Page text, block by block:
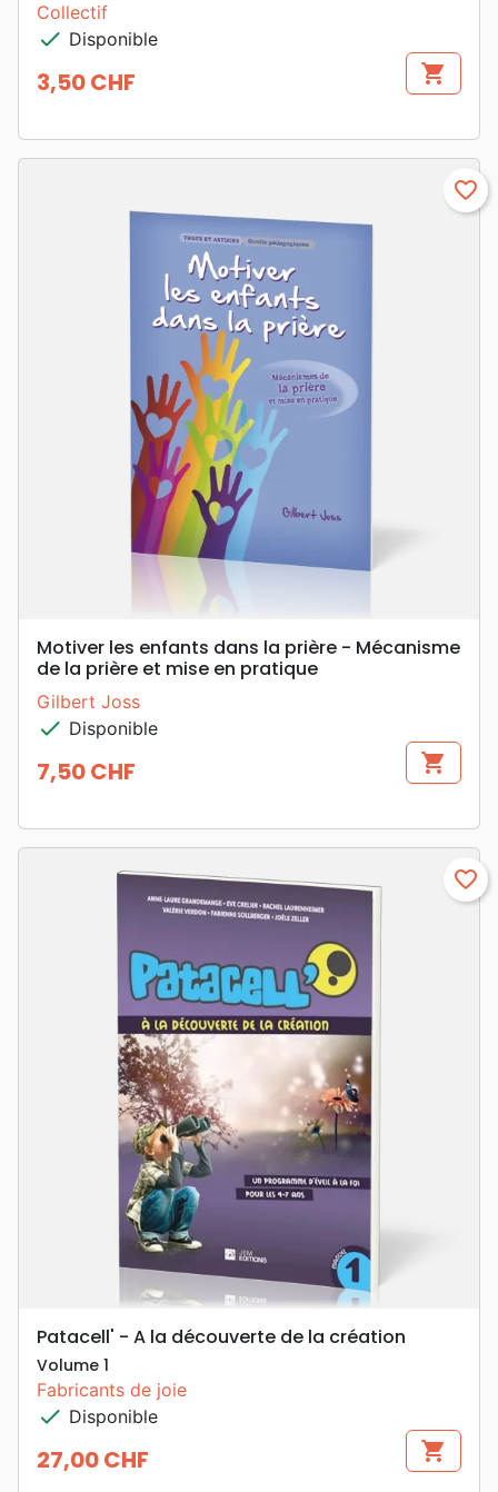
Collectif
check Disponible
Prix
3,50 CHF shopping_cart
favorite_border
Motiver les enfants dans la prière - Mécanisme
de la prière et mise en pratique
Gilbert Joss
check Disponible
Prix
7,50 CHF shopping_cart
favorite_border
Patacell' - A la découverte de la création
Volume 1
Fabricants de joie
check Disponible
Prix
27,00 CHF shopping_cart